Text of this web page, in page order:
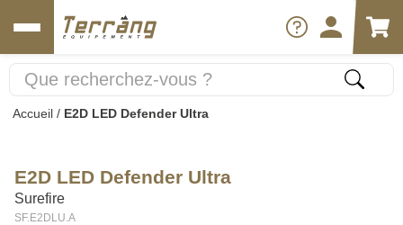
Accueil / E2D LED Defender Ultra
E2D LED Defender Ultra
Surefire
SF.E2DLU.A